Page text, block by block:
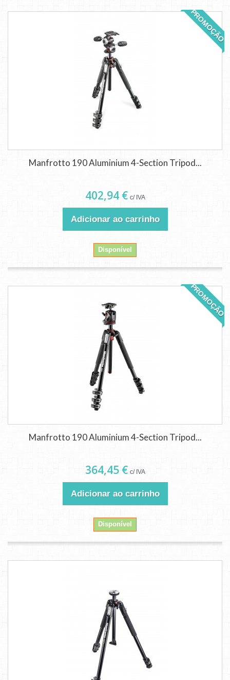
PROMOÇÃO
Manfrotto 190 Aluminium 4-Section Tripod...
402,94 € c/ IVA
Adicionar ao carrinho
Disponível
PROMOÇÃO
Manfrotto 190 Aluminium 4-Section Tripod...
364,45 € c/ IVA
Adicionar ao carrinho
Disponível